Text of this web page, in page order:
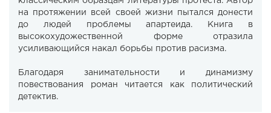
на протяжении всей своей жизни пытался донести
до людей проблемы апартеида. Книга в
высокохудожественной форме отразила
усиливающийся накал борьбы против расизма.
Благодаря занимательности и динамизму
повествования роман читается как политический
детектив.